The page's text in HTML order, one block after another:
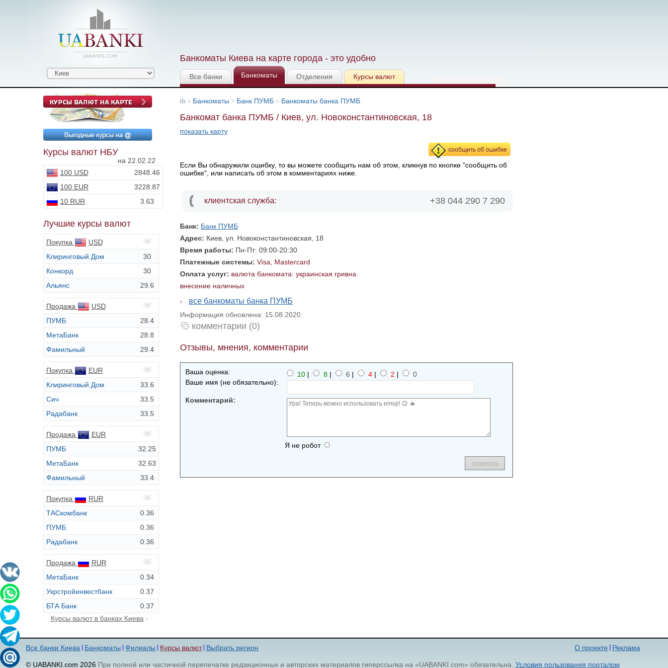
Банкоматы Киева на карте города - это удобно
Все банки Банкоматы Отделения Курсы валют
Курсы валют НБУ
на 22.02.22
100 USD
2848.46
100 EUR
3228.87
10 RUR
3.63
Лучшие курсы валют
Покупка
USD
Клиринговый Дом
30
Конкорд
30
Альянс
29.6
Продажа
USD
ПУМБ
28.4
МетаБанк
28.8
Фамильный
29.4
Покупка
EUR
Клиринговый Дом
33.6
Сич
33.5
Радабанк
33.5
Продажа
EUR
ПУМБ
32.25
МетаБанк
32.63
Фамильный
33.4
Покупка
RUR
ТАСкомбанк
0.36
ПУМБ
0.36
Радабанк
0.36
Продажа
RUR
МетаБанк
0.34
Укрстройинвестбанк
0.37
БТА Банк
0.37
Курсы валют в банках Киева
Банкоматы Банк ПУМБ Банкоматы банка ПУМБ
Банкомат банка ПУМБ / Киев, ул. Новоконстантиновская, 18
показать карту
Если Вы обнаружили ошибку, то вы можете сообщить нам об этом, кликнув по кнопке "сообщить об
ошибке", или написать об этом в комментариях ниже.
клиентская служба: +38 044 290 7 290
Банк: Банк ПУМБ
Адрес: Киев, ул. Новоконстантиновская, 18
Время работы: Пн-Пт: 09:00-20:30
Платежные системы: Visa, Mastercard
Оплата услуг: валюта банкомата: украинская гривна
внесение наличных
все банкоматы банка ПУМБ
Информация обновлена: 15.08.2020
комментарии (0)
Отзывы, мнения, комментарии
Ваша оценка: 10 | 8 | 6 | 4 | 2 |
0
Ваше имя (не обязательно):
Комментарий:
Я не робот
Реклама
О проекте
Все банки Киева Банкоматы Филиалы Курсы валют Выбрать регион
© UABANKI.com 2026 При полной или частичной перепечатке редакционных и авторских материалов гиперссылка на «UABANKI.com» обязательна. Условия пользования порталом